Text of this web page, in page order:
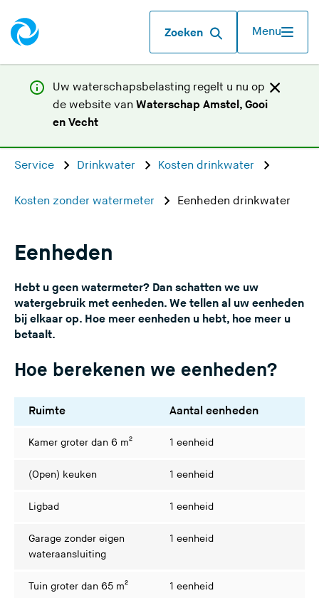
Zoeken Menu
Uw waterschapsbelasting regelt u nu op
de website van Waterschap Amstel, Gooi
en Vecht(
v
a
d
e
z
i
)
Service Drinkwater Kosten drinkwater
Kosten zonder watermeter Eenheden drinkwater
Eenheden
Hebt u geen watermeter? Dan schatten we uw
watergebruik met eenheden. We tellen al uw eenheden
bij elkaar op. Hoe meer eenheden u hebt, hoe meer u
betaalt.
Hoe berekenen we eenheden?
Ruimte Aantal eenheden
Kamer groter dan 6 m² 1 eenheid
(Open) keuken 1 eenheid
Ligbad 1 eenheid
Garage zonder eigen
wateraansluiting
1 eenheid
Tuin groter dan 65 m² 1 eenheid